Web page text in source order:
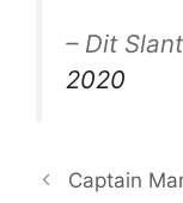
– Dit
2020
Captain